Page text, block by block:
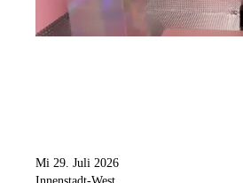
Mi 29. Juli 2026